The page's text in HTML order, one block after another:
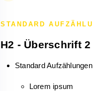
STANDARD
H2 - Überschrift 2
Standard Aufzählungen
Lorem ipsum